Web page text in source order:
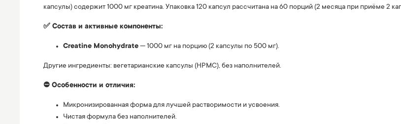
капсулы) содержит 1000 мг креатина. Упаковка 120 капсул рассчитана на 60 порций (2 месяца при приёме 2
✅ Состав и активные компоненты:
Creatine Monohydrate— 1000 мг на порцию (2 капсулы по 500 мг).
Другие ингредиенты: вегетарианские капсулы (HPMC), без наполнителей.
⛔️ Особенности и отличия:
Микронизированная форма для лучшей растворимости и усвоения.
Чистая формула без наполнителей.